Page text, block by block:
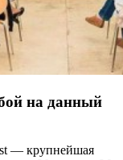
на данный
— крупнейшая